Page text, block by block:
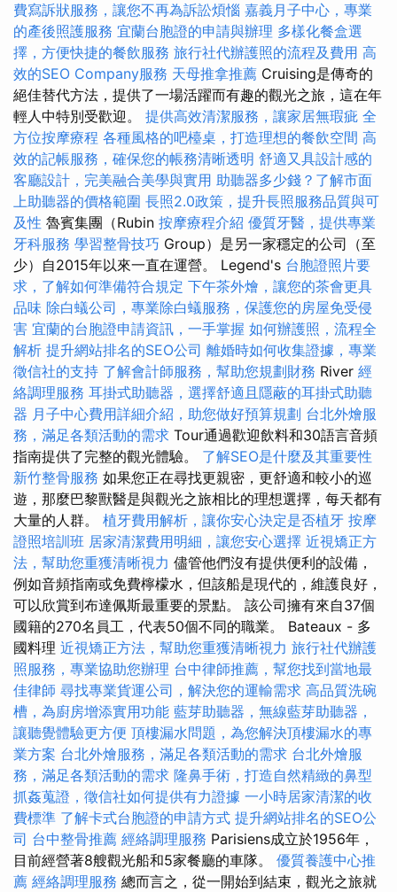
費寫訴狀服務，讓您不再為訴訟煩惱 嘉義月子中心，專業
的產後照護服務 宜蘭台胞證的申請與辦理 多樣化餐盒選
擇，方便快捷的餐飲服務 旅行社代辦護照的流程及費用 高
效的SEO Company服務 天母推拿推薦 Cruising是傳奇的
絕佳替代方法，提供了一場活躍而有趣的觀光之旅，這在年
輕人中特別受歡迎。 提供高效清潔服務，讓家居無瑕疵 全
方位按摩療程 各種風格的吧檯桌，打造理想的餐飲空間 高
效的記帳服務，確保您的帳務清晰透明 舒適又具設計感的
客廳設計，完美融合美學與實用 助聽器多少錢？了解市面
上助聽器的價格範圍 長照2.0政策，提升長照服務品質與可
及性 魯賓集團（Rubin 按摩療程介紹 優質牙醫，提供專業
牙科服務 學習整骨技巧 Group）是另一家穩定的公司（至
少）自2015年以來一直在運營。 Legend's 台胞證照片要
求，了解如何準備符合規定 下午茶外燴，讓您的茶會更具
品味 除白蟻公司，專業除白蟻服務，保護您的房屋免受侵
害 宜蘭的台胞證申請資訊，一手掌握 如何辦護照，流程全
解析 提升網站排名的SEO公司 離婚時如何收集證據，專業
徵信社的支持 了解會計師服務，幫助您規劃財務 River 經
絡調理服務 耳掛式助聽器，選擇舒適且隱蔽的耳掛式助聽
器 月子中心費用詳細介紹，助您做好預算規劃 台北外燴服
務，滿足各類活動的需求 Tour通過歡迎飲料和30語言音頻
指南提供了完整的觀光體驗。 了解SEO是什麼及其重要性
新竹整骨服務 如果您正在尋找更親密，更舒適和較小的巡
遊，那麼巴黎獸醫是與觀光之旅相比的理想選擇，每天都有
大量的人群。 植牙費用解析，讓你安心決定是否植牙 按摩
證照培訓班 居家清潔費用明細，讓您安心選擇 近視矯正方
法，幫助您重獲清晰視力 儘管他們沒有提供便利的設備，
例如音頻指南或免費檸檬水，但該船是現代的，維護良好，
可以欣賞到布達佩斯最重要的景點。 該公司擁有來自37個
國籍的270名員工，代表50個不同的職業。 Bateaux - 多
國料理 近視矯正方法，幫助您重獲清晰視力 旅行社代辦護
照服務，專業協助您辦理 台中律師推薦，幫您找到當地最
佳律師 尋找專業貨運公司，解決您的運輸需求 高品質洗碗
槽，為廚房增添實用功能 藍芽助聽器，無線藍芽助聽器，
讓聽覺體驗更方便 頂樓漏水問題，為您解決頂樓漏水的專
業方案 台北外燴服務，滿足各類活動的需求 台北外燴服
務，滿足各類活動的需求 隆鼻手術，打造自然精緻的鼻型
抓姦蒐證，徵信社如何提供有力證據 一小時居家清潔的收
費標準 了解卡式台胞證的申請方式 提升網站排名的SEO公
司 台中整骨推薦 經絡調理服務 Parisiens成立於1956年，
目前經營著8艘觀光船和5家餐廳的車隊。 優質養護中心推
薦 經絡調理服務 總而言之，從一開始到結束，觀光之旅就